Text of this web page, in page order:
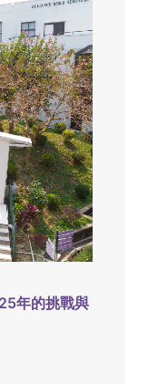
年的挑戰與